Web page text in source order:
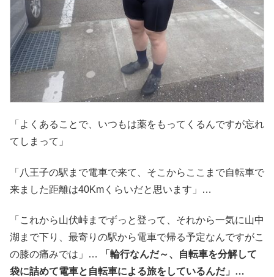
「よくあることで、いつもは薬をもってくるんですが忘れ
てしまって」
「八王子の駅まで電車で来て、そこからここまで自転車で
来ました距離は40Kmくらいだと思います」…
「これから山伏峠までずっと登って、それから一気に山中
湖まで下り、最寄りの駅から電車で帰る予定なんですがこ
の膝の痛みでは」…
「輪行なんだ～、自転車を分解して
袋に詰めて電車と自転車による旅をしているんだ」…